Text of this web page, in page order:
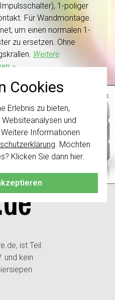
Cookies
Erlebnis zu bieten,
und
Informationen
. Möchten
Klicken Sie dann hier
1-poliger
Für Wandmontage.
um einen normalen 1-
zu ersetzen. Ohne
Weitere
»
Lieferzeit:
Wochen
Lagerbestand:
+ In den Warenkorb
ist Teil
und kein
×
Sie sind
bestellen.